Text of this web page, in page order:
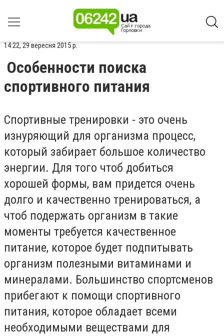
14:22, 29 вересня 2015 р.
Особенности поиска
спортивного питания
Спортивные тренировки - это очень
изнуряющий для организма процесс,
который забирает большое количество
энергии. Для того чтоб добиться
хорошей формы, вам придется очень
долго и качественно тренироваться, а
чтоб подержать организм в такие
моменты требуется качественное
питание, которое будет подпитывать
организм полезными витаминами и
минералами. Большинство спортсменов
прибегают к помощи спортивного
питания, которое обладает всеми
необходимыми веществами для